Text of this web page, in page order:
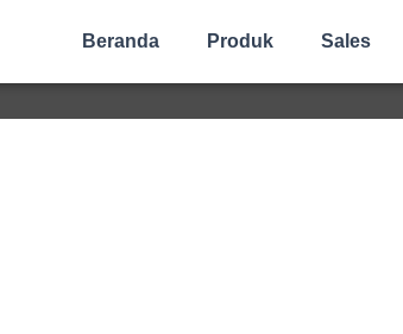
Beranda Produk Sales
Electric